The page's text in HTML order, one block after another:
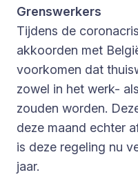
Grenswerkers
Tijdens de
akkoorden met
voorkomen dat
zowel in het werk-
zouden worden.
deze maand echter
is deze regeling nu
jaar.